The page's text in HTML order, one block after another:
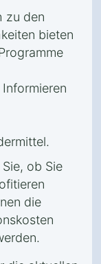
zu den
bieten
ob Sie
die